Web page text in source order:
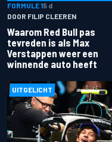
FORMULE 15 d
DOOR FILIP CLEEREN
Waarom Red Bull pas
tevreden is als Max
Verstappen weer een
winnende auto heeft
UITGELICHT